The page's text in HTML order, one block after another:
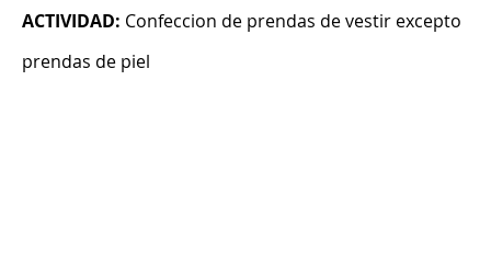
ACTIVIDAD: Confeccion de prendas de vestir excepto
prendas de piel